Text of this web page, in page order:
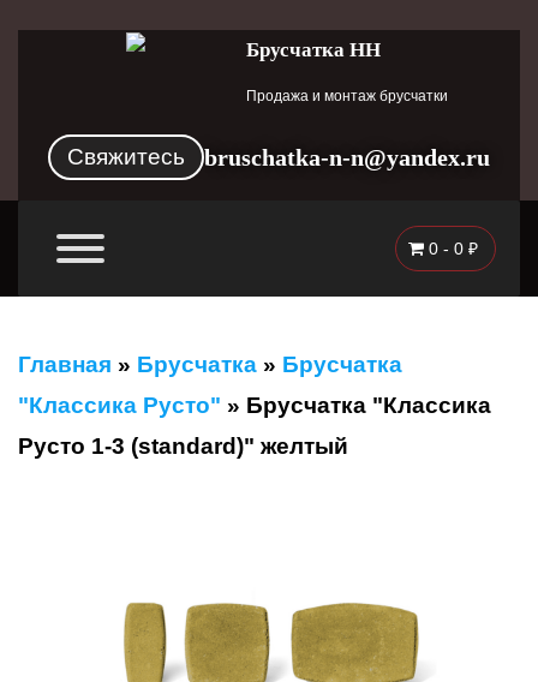
Брусчатка НН
Продажа и монтаж брусчатки
Свяжитесь bruschatka-n-n@yandex.ru
0 - 0 ₽
Главная » Брусчатка » Брусчатка
"Классика Русто" » Брусчатка "Классика
Русто 1-3 (standard)" желтый